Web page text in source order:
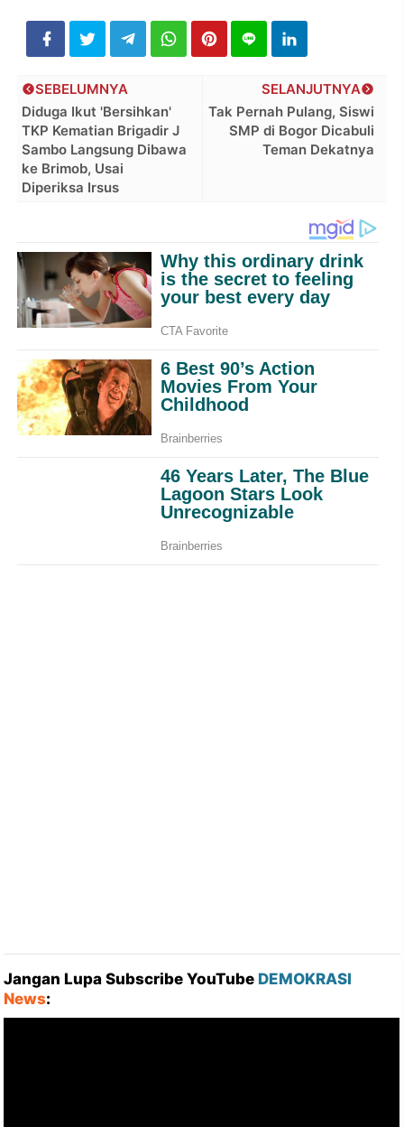
SELANJUTNYA
Tak Pernah Pulang, Siswi
SMP di Bogor Dicabuli
Teman Dekatnya
SEBELUMNYA
Diduga Ikut 'Bersihkan'
TKP Kematian Brigadir J
Sambo Langsung Dibawa
ke Brimob, Usai
Diperiksa Irsus
Jangan Lupa Subscribe YouTube DEMOKRASI
News: